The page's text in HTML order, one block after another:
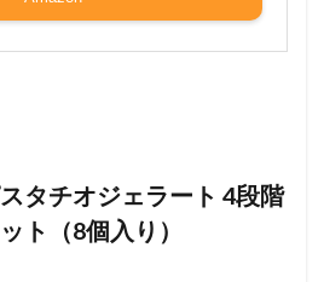
タチオジェラート 4段階
ト（8個入り）